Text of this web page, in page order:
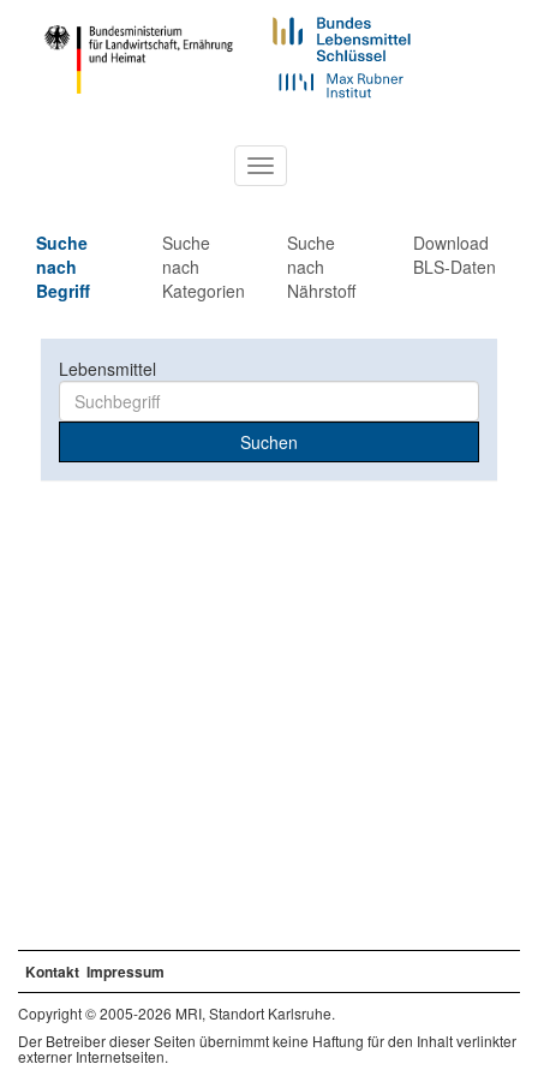
Toggle
navigation
Suche
nach
Begriff
Suche
nach
Kategorien
Suche
nach
Nährstoff
Download
BLS-Daten
Lebensmittel
Suchen
Kontakt Impressum
Copyright © 2005-2026 MRI, Standort Karlsruhe.
Der Betreiber dieser Seiten übernimmt keine Haftung für den Inhalt verlinkter
externer Internetseiten.